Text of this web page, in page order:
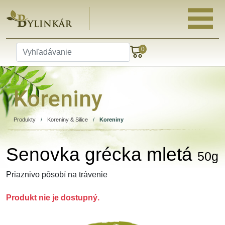
0
Koreniny
Produkty / Koreniny & Silice / Koreniny
Senovka grécka mletá50g
Priaznivo pôsobí na trávenie
Produkt nie je dostupný.